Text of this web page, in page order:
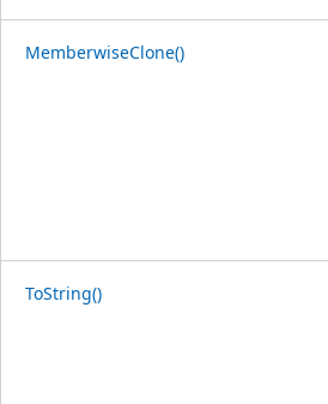
MemberwiseClone()
ToString()